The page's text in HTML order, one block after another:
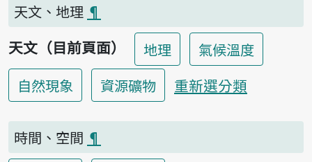
天文、地理 ¶
天文（目前頁面）
地理
氣候溫度
自然現象
資源礦物 重新選分類
時間、空間 ¶